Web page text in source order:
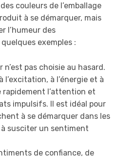
couleurs de l’emballage
à se démarquer, mais
l’humeur des
exemples :
pas choisie au hasard.
l’excitation, à l’énergie et à
rapidement l’attention et
impulsifs. Il est idéal pour
à se démarquer dans les
susciter un sentiment
de confiance, de